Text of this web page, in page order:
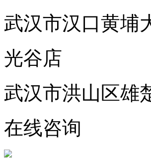
武汉市汉口黄埔
光谷店
武汉市洪山区雄
在线咨询